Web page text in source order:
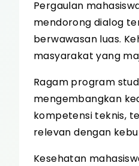
Pergaulan
mendorong dialog
berwawasan luas.
masyarakat yang
Ragam program
mengembangkan
kompetensi teknis,
relevan dengan
Kesehatan